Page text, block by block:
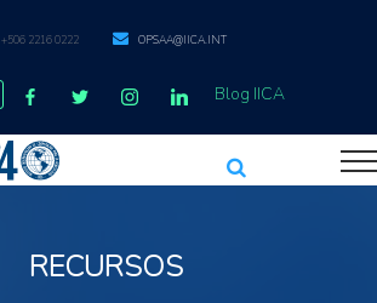
+506 2216 0222 OPSAA@IICA.INT
Blog IICA
RECURSOS